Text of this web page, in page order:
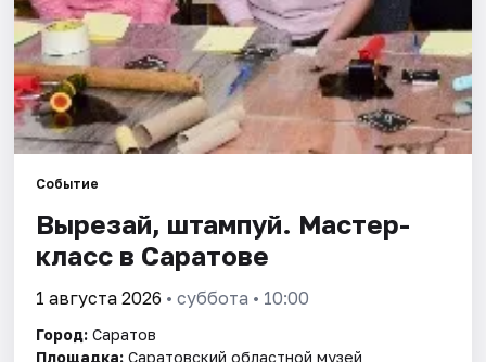
Событие
Вырезай, штампуй. Мастер-
класс в Саратове
1 августа 2026 • суббота • 10:00
Город: Саратов
Площадка: Саратовский областной музей